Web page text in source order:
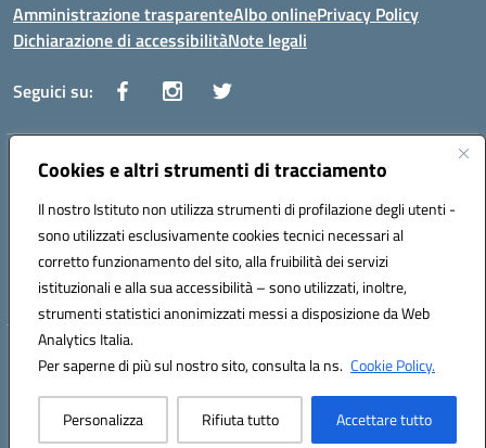
Cookies e altri strumenti di tracciamento
Il nostro Istituto non utilizza strumenti di profilazione degli utenti -
sono utilizzati esclusivamente cookies tecnici necessari al
corretto funzionamento del sito, alla fruibilità dei servizi
istituzionali e alla sua accessibilità – sono utilizzati, inoltre,
strumenti statistici anonimizzati messi a disposizione da Web
Analytics Italia.
Per saperne di più sul nostro sito, consulta la ns. Cookie Policy.
Personalizza Rifiuta tutto Accettare tutto
Amministrazione trasparenteAlbo onlinePrivacy Policy
Dichiarazione di accessibilitàNote legali
Seguici su:
Indirizzo:Via Vaccari n.5 e Via Falcone n.20 - 91025 Marsala
Posta elettronica certificata (PEC):tppm03000q@pec.istruzione.it
Codice fiscale: 82004490817
Codice meccanografico: TPPM03000Q
Hosting & Powered by 3D Solution S.r.l.
Concept & Design by Designers Italia